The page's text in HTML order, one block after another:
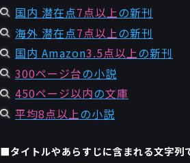
国内 潜在点7点以上の新刊
海外 潜在点7点以上の新刊
国内 Amazon3.5点以上の新刊
300ページ台の小説
450ページ以内の文庫
平均8点以上の小説
■タイトルやあらすじに含まれる文字列